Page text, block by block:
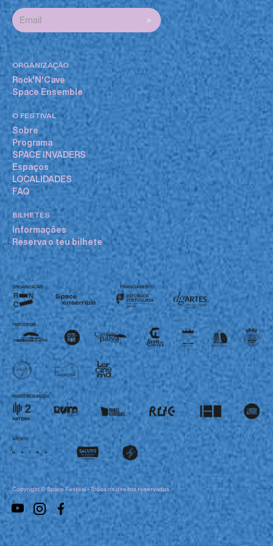
ORGANIZAÇÃO
Rock'N'Cave
Space Ensemble
O FESTIVAL
Sobre
Programa
SPACE INVADERS
Espaços
LOCALIDADES
FAQ
BILHETES
Informações
Reserva o teu bilhete
Copyright © Space Festival - Todos os direitos reservados